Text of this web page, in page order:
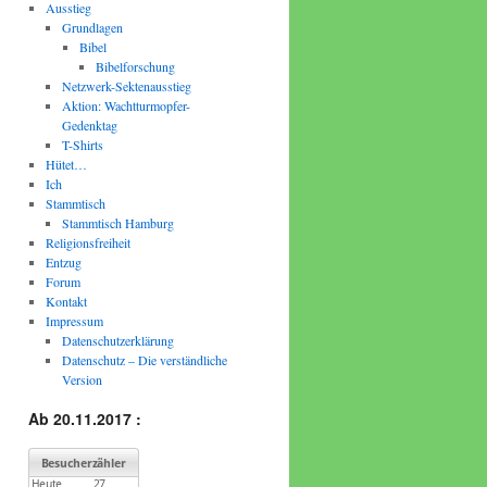
Ausstieg
Grundlagen
Bibel
Bibelforschung
Netzwerk-Sektenausstieg
Aktion: Wachtturmopfer-
Gedenktag
T-Shirts
Hütet…
Ich
Stammtisch
Stammtisch Hamburg
Religionsfreiheit
Entzug
Forum
Kontakt
Impressum
Datenschutzerklärung
Datenschutz – Die verständliche
Version
Ab 20.11.2017 :